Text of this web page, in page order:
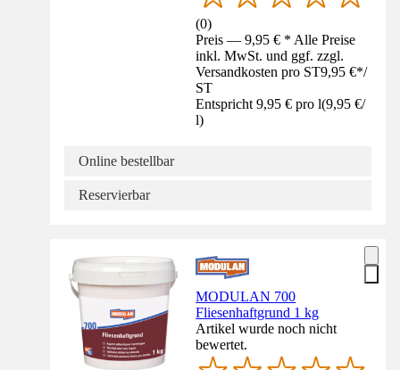
(0)
Preis — 9,95 € * Alle Preise
inkl. MwSt. und ggf. zzgl.
Versandkosten pro ST9,95 €*/
ST
Entspricht 9,95 € pro l(9,95 €/
l)
Online bestellbar
Reservierbar
MODULAN 700
Fliesenhaftgrund 1 kg
Artikel wurde noch nicht
bewertet.